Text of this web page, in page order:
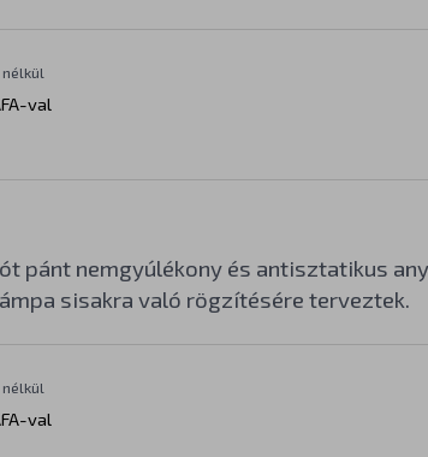
nélkül
val
pánt nemgyúlékony és antisztatikus
sisakra való rögzítésére terveztek.
nélkül
val